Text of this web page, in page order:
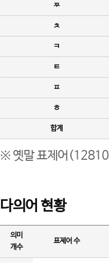
ㅉ
ㅊ
ㅋ
ㅌ
ㅍ
ㅎ
합계
※ 옛말 표제어(12810
다의어 현황
의미
개수
표제어 수